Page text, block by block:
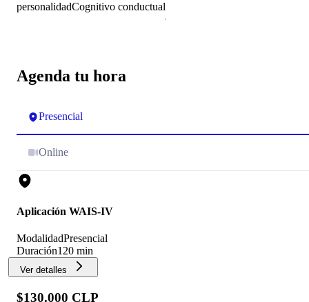
Agenda tu hora
Presencial
Online
Aplicación WAIS-IV
ModalidadPresencial
Duración120 min
Ver detalles
$130.000 CLP
personalidadCognitivo conductual